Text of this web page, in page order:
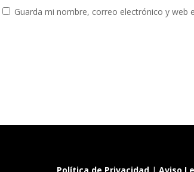
Guarda mi nombre, correo electrónico y web